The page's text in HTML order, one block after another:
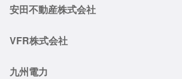
安田不動産株式会社
VFR株式会社
九州電力